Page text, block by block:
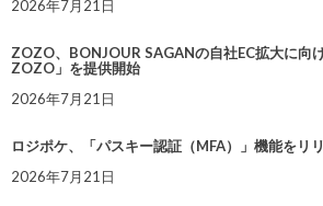
2026年7月21日
ZOZO、BONJOUR SAGANの自社EC拡大に
ZOZO」を提供開始
2026年7月21日
ロジポケ、「パスキー認証（MFA）」機能をリ
2026年7月21日